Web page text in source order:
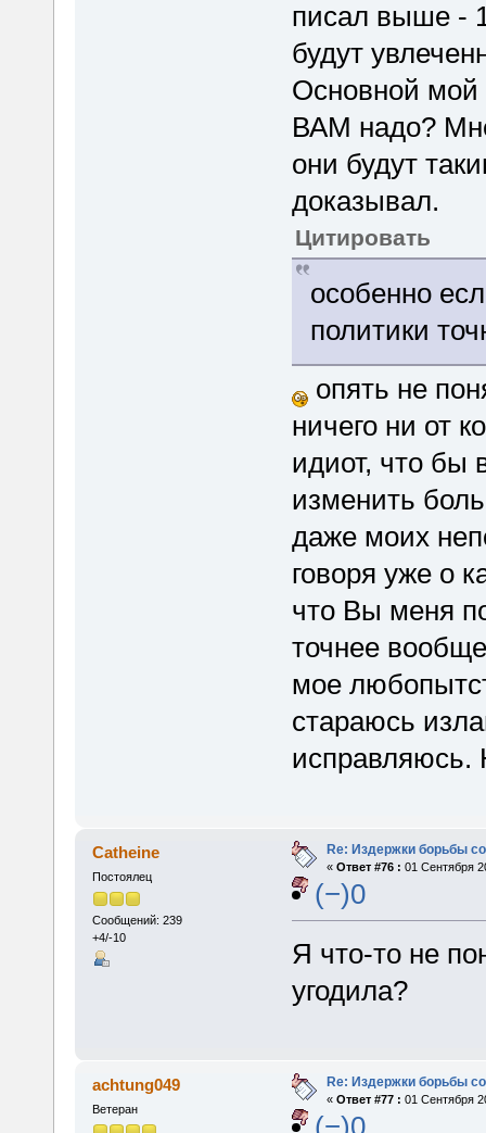
писал выше -
будут
Основной
ВАМ надо?
они будут
доказывал.
Цитировать
особенно
политики
опять не
ничего ни от
идиот, что бы
изменить
даже моих
говоря уже о
что Вы меня
точнее
мое
стараюсь
исправляюсь.
Catheine
Постоялец
Сообщений: 239
+4/-10
Re: Издержки борьбы
« Ответ #76 : 01 Сентября
(−)0
Я что-то не
угодила?
achtung049
Ветеран
Re: Издержки борьбы
« Ответ #77 : 01 Сентября